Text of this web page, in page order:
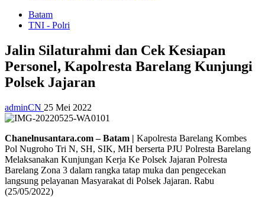
Batam
TNI - Polri
Jalin Silaturahmi dan Cek Kesiapan
Personel, Kapolresta Barelang Kunjungi
Polsek Jajaran
adminCN 25 Mei 2022
Chanelnusantara.com – Batam | Kapolresta Barelang Kombes
Pol Nugroho Tri N, SH, SIK, MH berserta PJU Polresta Barelang
Melaksanakan Kunjungan Kerja Ke Polsek Jajaran Polresta
Barelang Zona 3 dalam rangka tatap muka dan pengecekan
langsung pelayanan Masyarakat di Polsek Jajaran. Rabu
(25/05/2022)